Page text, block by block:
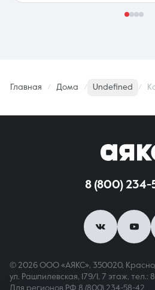
Главная Дома Undefined
8 (800) 234-
© 2026 ООО «АЯКС», 350020,
ул. Рашпилевская, 179/1, 7 этаж, тел.: